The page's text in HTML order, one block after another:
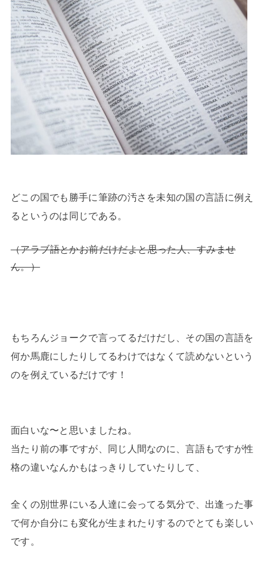
どこの国でも勝手に筆跡の汚さを未知の国の言語に例え
るというのは同じである。
（アラブ語とかお前だけだよと思った人、すみませ
ん。）
もちろんジョークで言ってるだけだし、その国の言語を
何か馬鹿にしたりしてるわけではなくて読めないという
のを例えているだけです！
面白いな〜と思いましたね。
当たり前の事ですが、同じ人間なのに、言語もですが性
格の違いなんかもはっきりしていたりして、
全くの別世界にいる人達に会ってる気分で、出逢った事
で何か自分にも変化が生まれたりするのでとても楽しい
です。